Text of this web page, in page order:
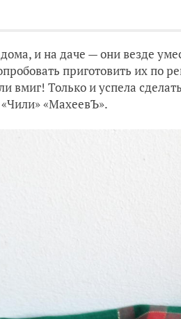
и на даче — они везде
приготовить их по
вмиг! Только и успела
«Чили» «МахеевЪ».